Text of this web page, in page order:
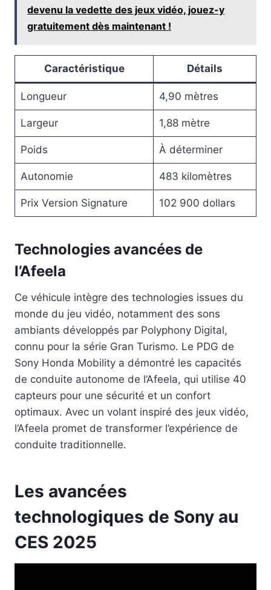
devenu la vedette des jeux vidéo, jouez-y
gratuitement dès maintenant !
Caractéristique Détails
Longueur 4,90 mètres
Largeur 1,88 mètre
Poids À déterminer
Autonomie 483 kilomètres
Prix Version Signature 102 900 dollars
Technologies avancées de
l’Afeela
Ce véhicule intègre des technologies issues du
monde du jeu vidéo, notamment des sons
ambiants développés par Polyphony Digital,
connu pour la série Gran Turismo. Le PDG de
Sony Honda Mobility a démontré les capacités
de conduite autonome de l’Afeela, qui utilise 40
capteurs pour une sécurité et un confort
optimaux. Avec un volant inspiré des jeux vidéo,
l’Afeela promet de transformer l’expérience de
conduite traditionnelle.
Les avancées
technologiques de Sony au
CES 2025